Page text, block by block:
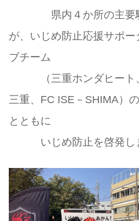
県内４か所の主要駅
が、いじめ防止応援サポ
ブチーム
（三重ホンダヒート、
三重、FC ISE－SHIMA）
とともに
いじめ防止を啓発しま